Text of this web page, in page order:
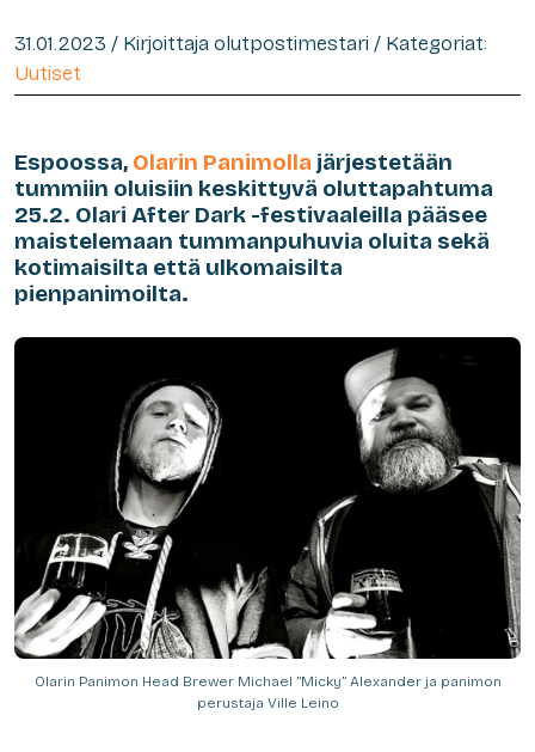
31.01.2023 / Kirjoittaja olutpostimestari / Kategoriat:
Uutiset
Espoossa, Olarin Panimolla järjestetään
tummiin oluisiin keskittyvä oluttapahtuma
25.2. Olari After Dark -festivaaleilla pääsee
maistelemaan tummanpuhuvia oluita sekä
kotimaisilta että ulkomaisilta
pienpanimoilta.
Olarin Panimon Head Brewer Michael ”Micky” Alexander ja panimon
perustaja Ville Leino